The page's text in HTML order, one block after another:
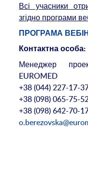
Всі учасники
згідно програми
ПРОГРАМА
Контактна особа:
Менеджер
EUROMED
+38 (044) 227-17-
+38 (098) 065-75-
+38 (098) 642-70-